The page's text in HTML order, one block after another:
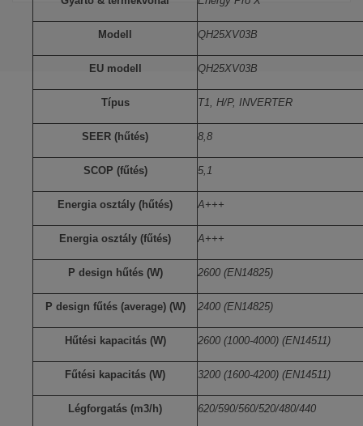
Modell QH25XV03B
EU modell QH25XV03B
Típus T1, H/P, INVERTER
SEER (hűtés) 8,8
SCOP (fűtés) 5,1
Energia osztály (hűtés) A+++
Energia osztály (fűtés) A+++
P design hűtés (W) 2600 (EN14825)
P design fűtés (average) (W) 2400 (EN14825)
Hűtési kapacitás (W) 2600 (1000-4000) (EN14511)
Fűtési kapacitás (W) 3200 (1600-4200) (EN14511)
Légforgatás (m3/h) 620/590/560/520/480/440